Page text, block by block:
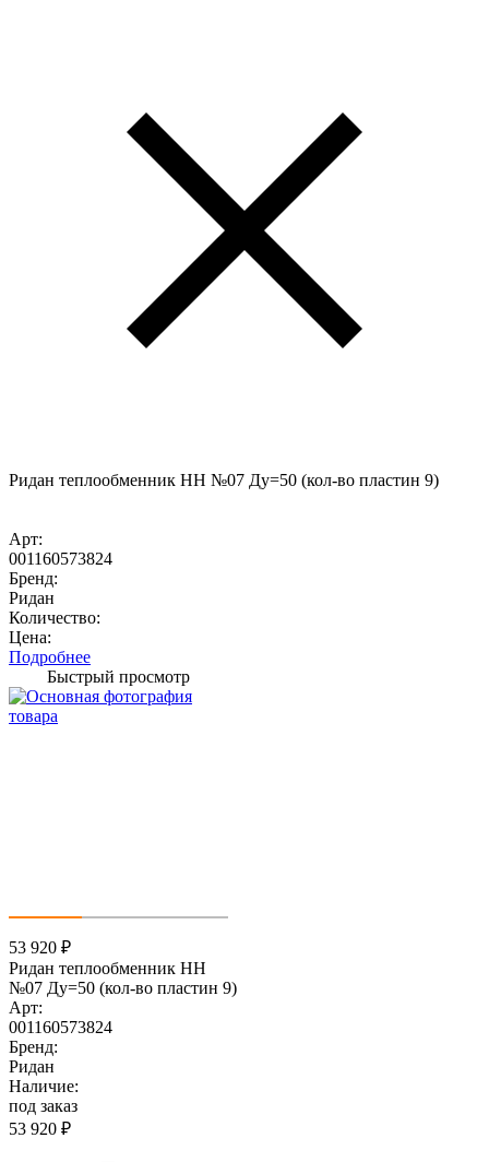
Ридан теплообменник НН №07 Ду=50 (кол-во пластин 9)
Арт:
001160573824
Бренд:
Ридан
Количество:
Цена:
Подробнее
Быстрый просмотр
53 920 ₽
Ридан теплообменник НН
№07 Ду=50 (кол-во пластин 9)
Арт:
001160573824
Бренд:
Ридан
Наличие:
под заказ
53 920 ₽